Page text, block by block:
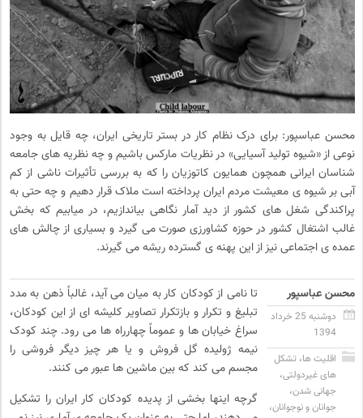
محسن عباسپور: برای درک نظام کار در بستر تاریخی ایران، چه قایل به وجود
نوعی از «شیوه تولید آسیایی» در نظریات مارکس باشیم و چه نظریه های جامعه
شناسان ایرانی همچون همایون کاتوزیان را که به بررسی تأثیرات ناشی از کم
آبی بر شیوه ی معیشت مردم ایران پرداخته است ملاک قرار دهیم و چه حتی به
پراکندگی شغل های کشور از دید آمار نگاهی بیاندازیم، در میابیم که بخش
غالب اشتغال کشور در حوزه کشاورزی صورت می گیرد و بسیاری از چالش های
عمده ی اجتماعی نیز از این پهنه ی گسترده ریشه می گیرند.
محسن عباسپور
دوشنبه 25 خرداد
1394
اقلیت ها، تشکل
های غیردولتی،
جهانی شدن،
جوانان و نوجوانان،
تا نامی از کودکان کار به میان می آید، غالباً ذهن به مدد
تبلیغ و تکرار و بازتکرار تصاویر کلیشه ای از این کودکان،
سراغ خیابان ها و عموماً چهارراه ها می رود. چند کودک
نیمه ژولیده گل فروش و یا هر چیز دیگر فروشی را
مجسم می کند که بین ماشین ها عبور می کنند.
گرچه اینها بخشی از پدیده کودکان کار ایران را تشکیل